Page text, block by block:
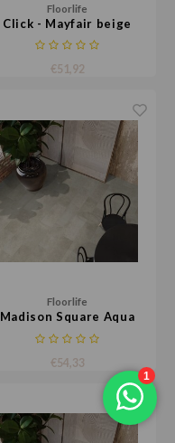
Floorlife
Click - Mayfair beige
€51,92
Floorlife
Madison Square Aqua
donkergrijs
€54,33